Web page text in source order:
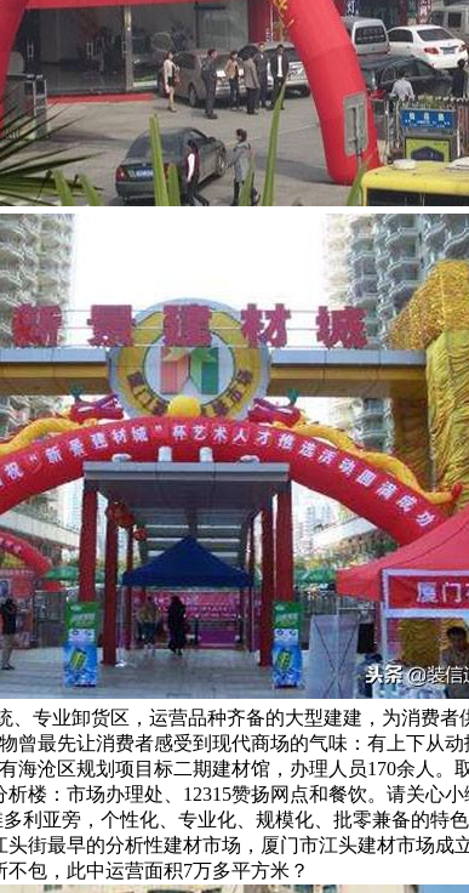
专业卸货区，运营品种齐备的大型建建，为消费者
最先让消费者感受到现代商场的气味：有上下从动
沧区规划项目标二期建材馆，办理人员170余人。
楼：市场办理处、12315赞扬网点和餐饮。请关心
利亚旁，个性化、专业化、规模化、批零兼备的特
街最早的分析性建材市场，厦门市江头建材市场成
包，此中运营面积7万多平方米？